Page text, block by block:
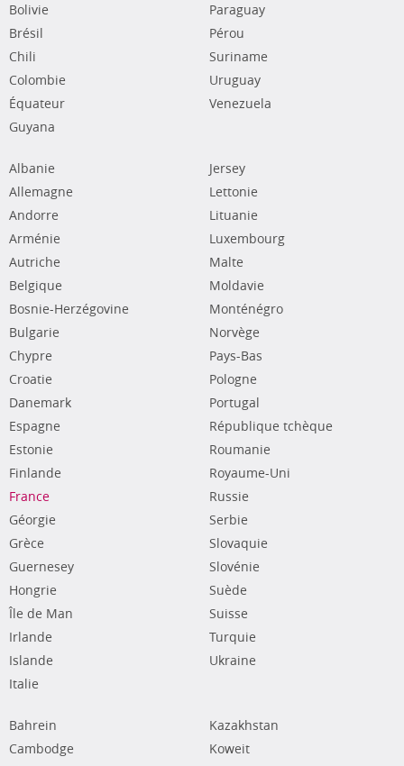
Bolivie
Brésil
Chili
Colombie
Équateur
Guyana
Paraguay
Pérou
Suriname
Uruguay
Venezuela
Albanie
Allemagne
Andorre
Arménie
Autriche
Belgique
Bosnie-Herzégovine
Bulgarie
Chypre
Croatie
Danemark
Espagne
Estonie
Finlande
France
Géorgie
Grèce
Guernesey
Hongrie
Île de Man
Irlande
Islande
Italie
Jersey
Lettonie
Lituanie
Luxembourg
Malte
Moldavie
Monténégro
Norvège
Pays-Bas
Pologne
Portugal
République tchèque
Roumanie
Royaume-Uni
Russie
Serbie
Slovaquie
Slovénie
Suède
Suisse
Turquie
Ukraine
Bahrein
Cambodge
Kazakhstan
Koweit